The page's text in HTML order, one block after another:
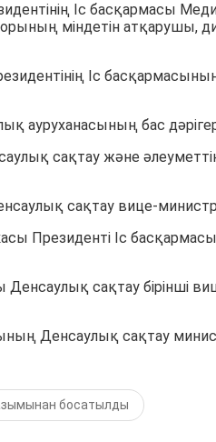
Іс басқармасы
міндетін атқарушы,
Іс
ауруханасының бас
сақтау және
сақтау вице-
Президенті Іс
сақтау бірінші
Денсаулық сақтау
босатылды